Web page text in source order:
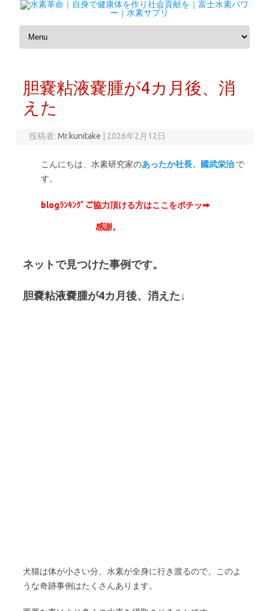
コンテンツへスキップ
胆嚢粘液嚢腫が4カ月後、消
えた
投稿者:Mr.kunitake 2026年2月12日
こんにちは、水素研究家のあったか社長、國武栄治で
す。
blogﾗﾝｷﾝｸﾞご協力頂ける方はここをポチッ➡
感謝。
ネットで見つけた事例です。
胆嚢粘液嚢腫が4カ月後、消えた↓
犬猫は体が小さい分、水素が全身に行き渡るので、このよ
うな奇跡事例はたくさんあります。